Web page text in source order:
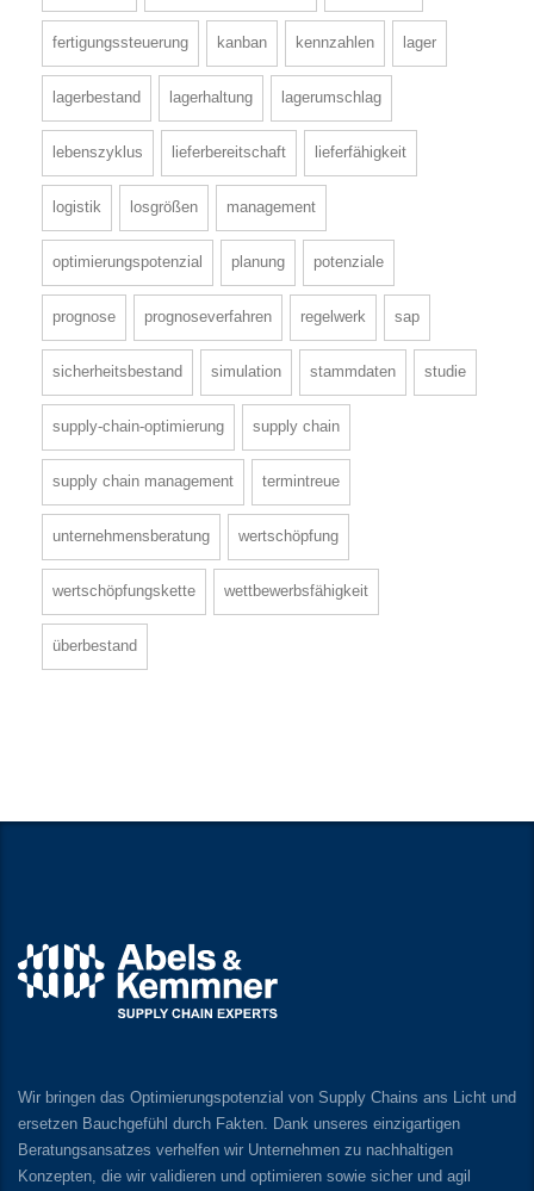
fertigungssteuerung kanban kennzahlen lager
lagerbestand lagerhaltung lagerumschlag
lebenszyklus lieferbereitschaft lieferfähigkeit
logistik losgrößen management
optimierungspotenzial planung potenziale
prognose prognoseverfahren regelwerk sap
sicherheitsbestand simulation stammdaten studie
supply-chain-optimierung supply chain
supply chain management termintreue
unternehmensberatung wertschöpfung
wertschöpfungskette wettbewerbsfähigkeit
überbestand
Wir bringen das Optimierungspotenzial von Supply Chains ans Licht und
ersetzen Bauchgefühl durch Fakten. Dank unseres einzigartigen
Beratungsansatzes verhelfen wir Unternehmen zu nachhaltigen
Konzepten, die wir validieren und optimieren sowie sicher und agil